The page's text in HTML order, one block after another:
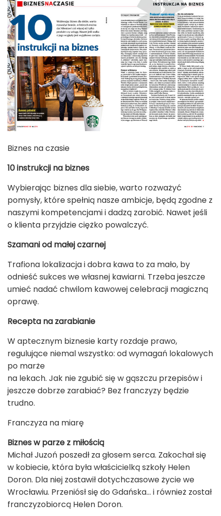
Biznes na czasie
10 instrukcji na biznes
Wybierając biznes dla siebie, warto rozważyć
pomysły, które spełnią nasze ambicje, będą zgodne z
naszymi kompetencjami i dadzą zarobić. Nawet jeśli
o klienta przyjdzie ciężko powalczyć.
Szamani od małej czarnej
Trafiona lokalizacja i dobra kawa to za mało, by
odnieść sukces we własnej kawiarni. Trzeba jeszcze
umieć nadać chwilom kawowej celebracji magiczną
oprawę.
Recepta na zarabianie
W aptecznym biznesie karty rozdaje prawo,
regulujące niemal wszystko: od wymagań lokalowych
po marże
na lekach. Jak nie zgubić się w gąszczu przepisów i
jeszcze dobrze zarabiać? Bez franczyzy będzie
trudno.
Franczyza na miarę
Biznes w parze z miłością
Michał Juzoń poszedł za głosem serca. Zakochał się
w kobiecie, która była właścicielką szkoły Helen
Doron. Dla niej zostawił dotychczasowe życie we
Wrocławiu. Przeniósł się do Gdańska… i również został
franczyzobiorcą Helen Doron.